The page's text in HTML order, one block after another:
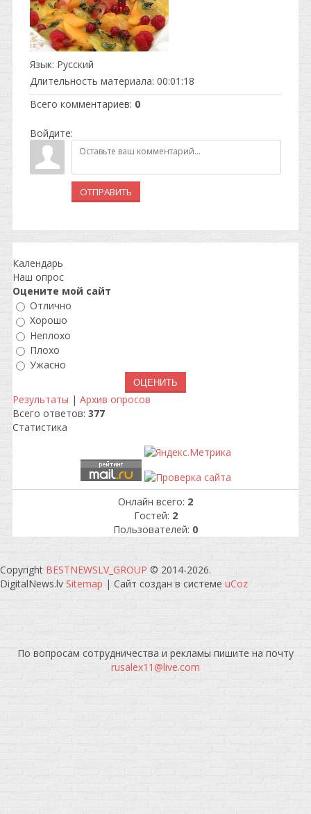
Язык: Русский
Длительность материала: 00:01:18
Всего комментариев: 0
Войдите:
ОТПРАВИТЬ
Календарь
Наш опрос
Оцените мой сайт
Отлично
Хорошо
Неплохо
Плохо
Ужасно
Результаты | Архив опросов
Всего ответов: 377
Статистика
Онлайн всего: 2
Гостей: 2
Пользователей: 0
Copyright BESTNEWSLV_GROUP © 2014-2026.
DigitalNews.lv Sitemap | Сайт создан в системе uCoz
По вопросам сотрудничества и рекламы пишите на почту
rusalex11@live.com